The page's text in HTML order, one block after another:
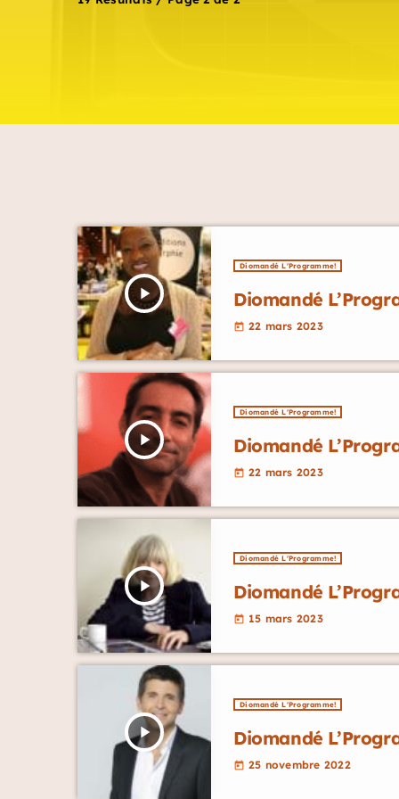
play_arrow
Diomandé L'Programme!
Diomandé
today 22 mars 2023
play_arrow
Diomandé L'Programme!
Diomandé
today 22 mars 2023
play_arrow
Diomandé L'Programme!
Diomandé
today 15 mars 2023
play_arrow
Diomandé L'Programme!
Diomandé
today 25 novembre 2022